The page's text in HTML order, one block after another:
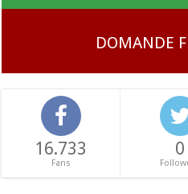
DOMANDE
16.733
Fans
0